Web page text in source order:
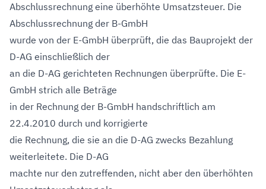
Abschlussrechnung eine überhöhte Umsatzsteuer. Die
Abschlussrechnung der B-GmbH
wurde von der E-GmbH überprüft, die das Bauprojekt der
D-AG einschließlich der
an die D-AG gerichteten Rechnungen überprüfte. Die E-
GmbH strich alle Beträge
in der Rechnung der B-GmbH handschriftlich am
22.4.2010 durch und korrigierte
die Rechnung, die sie an die D-AG zwecks Bezahlung
weiterleitete. Die D-AG
machte nur den zutreffenden, nicht aber den überhöhten